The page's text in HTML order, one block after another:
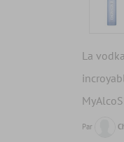
La
Par